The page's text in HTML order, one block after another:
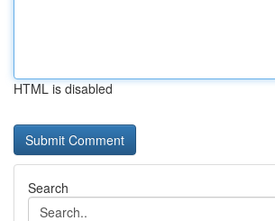
HTML is disabled
Search